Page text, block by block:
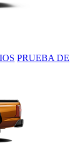
PRUEBA DE